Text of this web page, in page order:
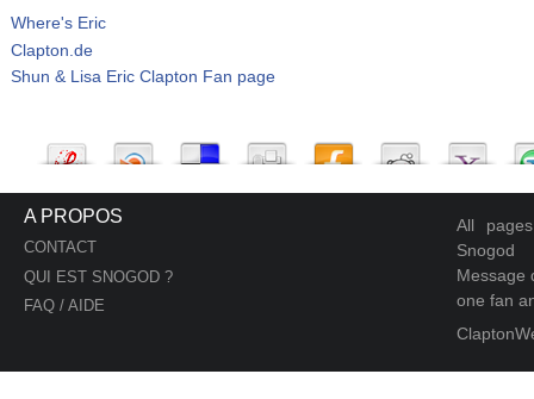
Where's Eric
Clapton.de
Shun & Lisa Eric Clapton Fan page
A PROPOS
CONTACT
QUI EST SNOGOD ?
FAQ / AIDE
All
Snogod
Message
one fan